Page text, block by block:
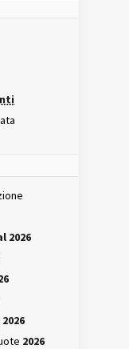
2026
2026